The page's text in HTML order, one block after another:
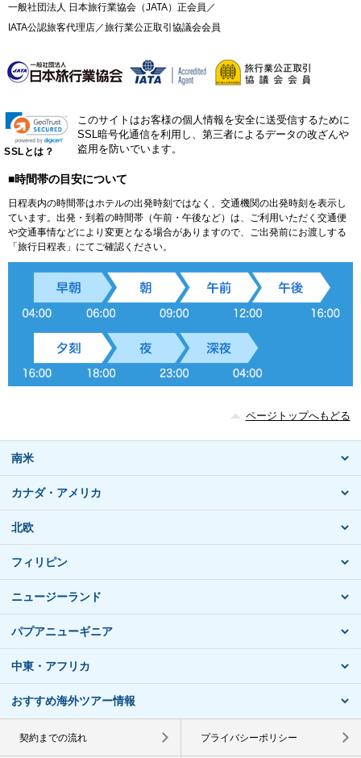
一般社団法人 日本旅行業協会（JATA）正会員／
IATA公認旅客代理店／旅行業公正取引協議会会員
SSLとは？
このサイトはお客様の個人情報を安全に送受信するために
SSL暗号化通信を利用し、第三者によるデータの改ざんや
盗用を防いでいます。
■時間帯の目安について
日程表内の時間帯はホテルの出発時刻ではなく、交通機関の出発時刻を表示し
ています。出発・到着の時間帯（午前・午後など）は、ご利用いただく交通便
や交通事情などにより変更となる場合がありますので、ご出発前にお渡しする
「旅行日程表」にてご確認ください。
ページトップへもどる
南米
カナダ・アメリカ
北欧
フィリピン
ニュージーランド
パプアニューギニア
中東・アフリカ
おすすめ海外ツアー情報
契約までの流れ プライバシーポリシー